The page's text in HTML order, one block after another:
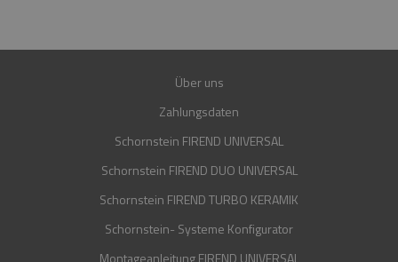
Über uns
Zahlungsdaten
Schornstein FIREND UNIVERSAL
Schornstein FIREND DUO UNIVERSAL
Schornstein FIREND TURBO KERAMIK
Schornstein- Systeme Konfigurator
Montageanleitung FIREND UNIVERSAL